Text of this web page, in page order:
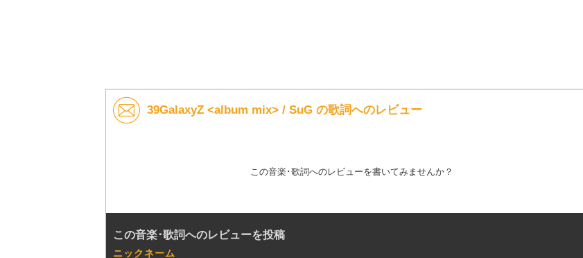
39GalaxyZ <album mix> / SuG の歌詞へのレビュー
この音楽･歌詞へのレビューを書いてみませんか？
この音楽･歌詞へのレビューを投稿
ニックネーム